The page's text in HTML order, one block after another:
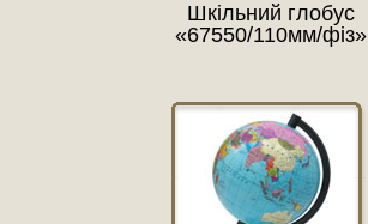
Шкільний глобус
«67550/110мм/фіз»